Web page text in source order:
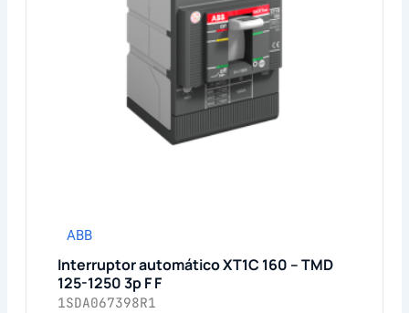
ABB
Interruptor automático XT1C 160 – TMD
125-1250 3p F F
1SDA067398R1